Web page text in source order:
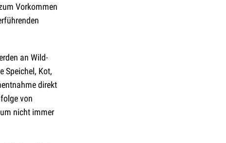
Vorkommen
an Wild-
Speichel, Kot,
direkt
von
nicht immer